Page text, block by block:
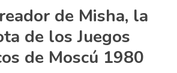
de Misha, la
de los Juegos
de Moscú 1980